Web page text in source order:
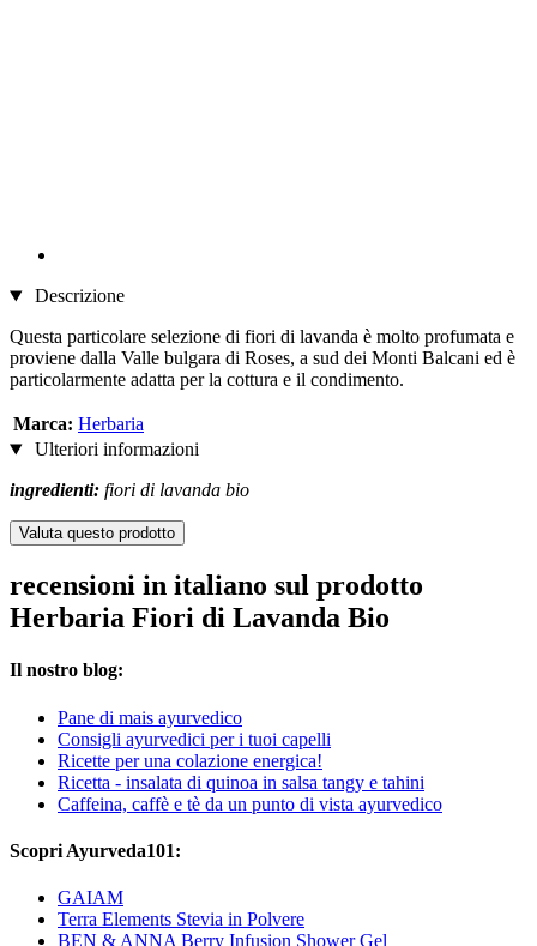
Descrizione
Questa particolare selezione di fiori di lavanda è molto profumata e
proviene dalla Valle bulgara di Roses, a sud dei Monti Balcani ed è
particolarmente adatta per la cottura e il condimento.
Marca: Herbaria
Ulteriori informazioni
ingredienti: fiori di lavanda bio
Valuta questo prodotto
recensioni in italiano sul prodotto
Herbaria Fiori di Lavanda Bio
Il nostro blog:
Pane di mais ayurvedico
Consigli ayurvedici per i tuoi capelli
Ricette per una colazione energica!
Ricetta - insalata di quinoa in salsa tangy e tahini
Caffeina, caffè e tè da un punto di vista ayurvedico
Scopri Ayurveda101:
GAIAM
Terra Elements Stevia in Polvere
BEN & ANNA Berry Infusion Shower Gel